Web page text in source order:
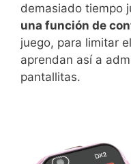
demasiado tiempo
una función de
juego, para limitar
aprendan así a
pantallitas.